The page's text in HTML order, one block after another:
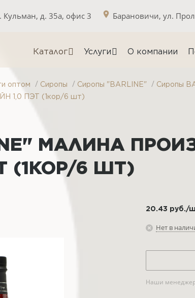
Кульман, д. 35а, офис 3 Барановичи, ул.
Каталог Услуги О компании
оптом / Сиропы / Сиропы "BARLINE" / Сиропы
1,0 ПЭТ (1кор/6 шт)
МАЛИНА
(1КОР/6 ШТ)
20.43 руб./
Нет в
Наши